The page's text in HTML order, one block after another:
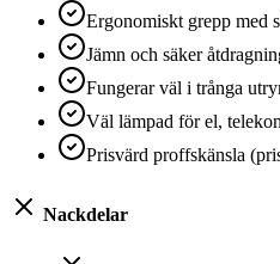
Ergonomiskt grepp med
Jämn och säker
Fungerar väl i trånga
Väl lämpad för el,
Prisvärd proffskänsla
Nackdelar